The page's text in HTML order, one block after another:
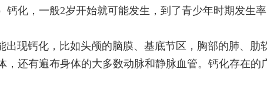
化，一般2岁开始就可能发生，到了青少年时期发生率
出现钙化，比如头颅的脑膜、基底节区，胸部的肺、肋
，还有遍布身体的大多数动脉和静脉血管。钙化存在的